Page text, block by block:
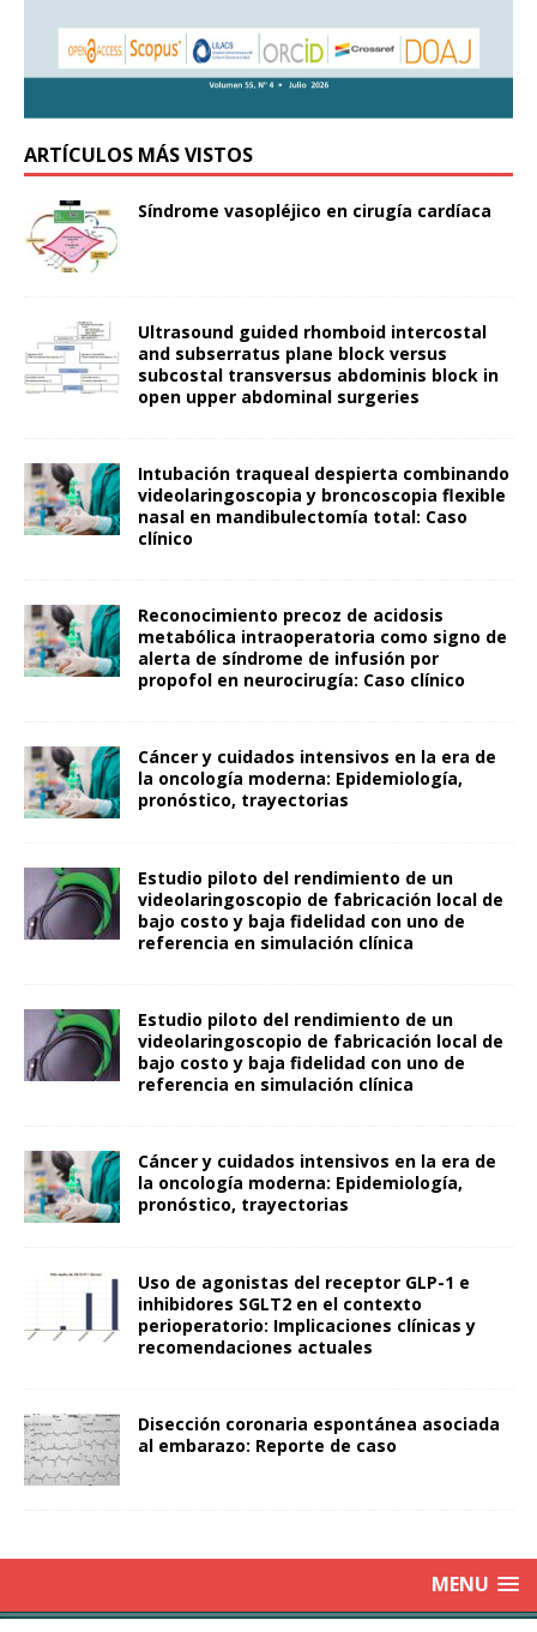
ARTÍCULOS MÁS VISTOS
Síndrome vasopléjico en cirugía cardíaca
Ultrasound guided rhomboid intercostal
and subserratus plane block versus
subcostal transversus abdominis block in
open upper abdominal surgeries
Intubación traqueal despierta combinando
videolaringoscopia y broncoscopia flexible
nasal en mandibulectomía total: Caso
clínico
Reconocimiento precoz de acidosis
metabólica intraoperatoria como signo de
alerta de síndrome de infusión por
propofol en neurocirugía: Caso clínico
Cáncer y cuidados intensivos en la era de
la oncología moderna: Epidemiología,
pronóstico, trayectorias
Estudio piloto del rendimiento de un
videolaringoscopio de fabricación local de
bajo costo y baja fidelidad con uno de
referencia en simulación clínica
Estudio piloto del rendimiento de un
videolaringoscopio de fabricación local de
bajo costo y baja fidelidad con uno de
referencia en simulación clínica
Cáncer y cuidados intensivos en la era de
la oncología moderna: Epidemiología,
pronóstico, trayectorias
Uso de agonistas del receptor GLP-1 e
inhibidores SGLT2 en el contexto
perioperatorio: Implicaciones clínicas y
recomendaciones actuales
Disección coronaria espontánea asociada
al embarazo: Reporte de caso
MENU